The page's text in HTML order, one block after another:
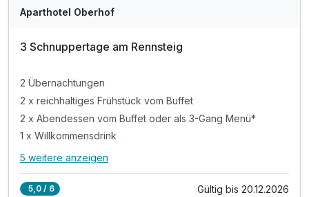
Aparthotel Oberhof
3 Schnuppertage am Rennsteig
2 Übernachtungen
2 x reichhaltiges Frühstück vom Buffet
2 x Abendessen vom Buffet oder als 3-Gang Menü*
1 x Willkommensdrink
Alle Inklusivleistungen
5 weitere anzeigen
5,0 / 6 Gültig bis 20.12.2026